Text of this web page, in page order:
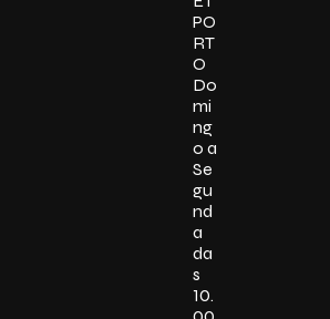
PO
RT
O
Do
mi
ng
o a
Se
gu
nd
a
da
s
10.